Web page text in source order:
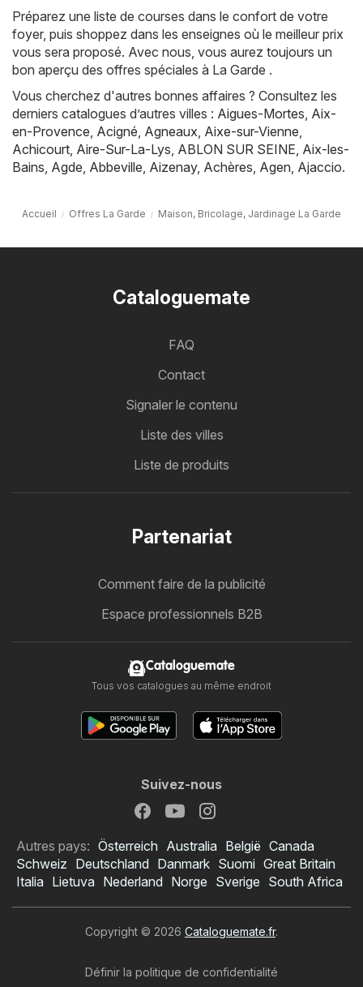
Préparez une liste de courses dans le confort de votre
foyer, puis shoppez dans les enseignes où le meilleur prix
vous sera proposé. Avec nous, vous aurez toujours un
bon aperçu des offres spéciales à La Garde .
Vous cherchez d'autres bonnes affaires ? Consultez les
derniers catalogues d’autres villes : Aigues-Mortes, Aix-
en-Provence, Acigné, Agneaux, Aixe-sur-Vienne,
Achicourt, Aire-Sur-La-Lys, ABLON SUR SEINE, Aix-les-
Bains, Agde, Abbeville, Aizenay, Achères, Agen, Ajaccio.
Accueil Offres La Garde Maison, Bricolage, Jardinage La Garde
Cataloguemate
FAQ
Contact
Signaler le contenu
Liste des villes
Liste de produits
Partenariat
Comment faire de la publicité
Espace professionnels B2B
Cataloguemate
Tous vos catalogues au même endroit
Suivez-nous
Autres pays: Österreich Australia België Canada
Schweiz Deutschland Danmark Suomi Great Britain
Italia Lietuva Nederland Norge Sverige South Africa
Copyright © 2026 Cataloguemate.fr.
Définir la politique de confidentialité